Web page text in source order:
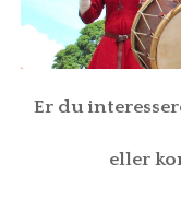
Er du
eller